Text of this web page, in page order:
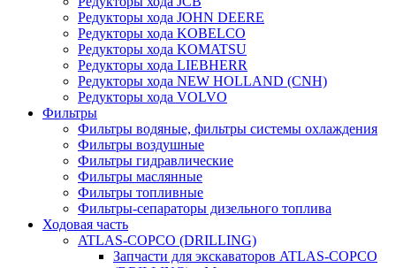
Редукторы хода JOHN DEERE
Редукторы хода KOBELCO
Редукторы хода KOMATSU
Редукторы хода LIEBHERR
Редукторы хода NEW HOLLAND (CNH)
Редукторы хода VOLVO
Фильтры
Фильтры водяные, фильтры системы охлаждения
Фильтры воздушные
Фильтры гидравлические
Фильтры маслянные
Фильтры топливные
Фильтры-сепараторы дизельного топлива
Ходовая часть
ATLAS-COPCO (DRILLING)
Запчасти для экскаваторов ATLAS-COPCO